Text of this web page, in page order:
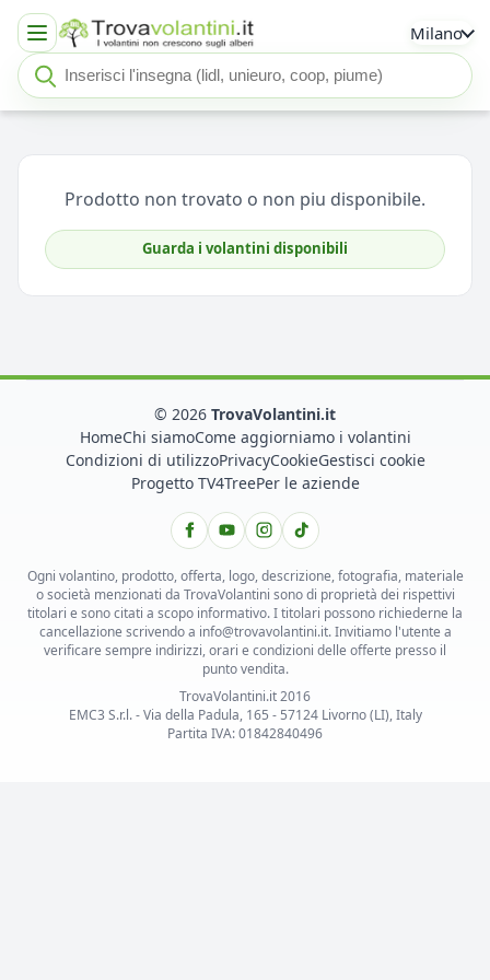
Milano
Cerca insegna o negozio
Seleziona un'insegna
Prodotto non trovato o non piu disponibile.
Guarda i volantini disponibili
© 2026 TrovaVolantini.it
HomeChi siamoCome aggiorniamo i volantini
Condizioni di utilizzoPrivacyCookieGestisci cookie
Progetto TV4TreePer le aziende
Ogni volantino, prodotto, offerta, logo, descrizione, fotografia, materiale
o società menzionati da TrovaVolantini sono di proprietà dei rispettivi
titolari e sono citati a scopo informativo. I titolari possono richiederne la
cancellazione scrivendo a info@trovavolantini.it. Invitiamo l'utente a
verificare sempre indirizzi, orari e condizioni delle offerte presso il
punto vendita.
TrovaVolantini.it 2016
EMC3 S.r.l. - Via della Padula, 165 - 57124 Livorno (LI), Italy
Partita IVA: 01842840496